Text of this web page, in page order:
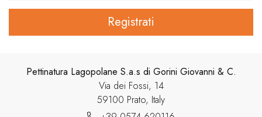
Registrati
Pettinatura Lagopolane S.a.s di Gorini Giovanni & C.
Via dei Fossi, 14
59100 Prato, Italy